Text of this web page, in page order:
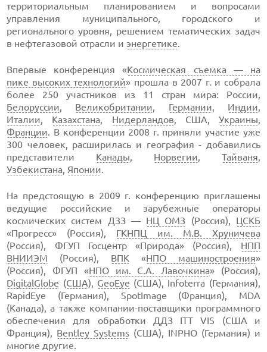
территориальным планированием и вопросами
управления муниципального, городского и
регионального уровня, решением тематических задач
в нефтегазовой отрасли и энергетике.
Впервые конференция «Космическая съемка — на
пике высоких технологий» прошла в 2007 г. и собрала
более 250 участников из 11 стран мира: России,
Белоруссии, Великобритании, Германии, Индии,
Италии, Казахстана, Нидерландов, США, Украины,
Франции. В конференции 2008 г. приняли участие уже
300 человек, расширилась и география - добавились
представители Канады, Норвегии, Тайваня,
Узбекистана, Японии.
На предстоящую в 2009 г. конференцию приглашены
ведущие российские и зарубежные операторы
космических систем ДЗЗ — НЦ ОМЗ (Россия), ЦСКБ
«Прогресс» (Россия), ГКНПЦ им. М.В. Хруничева
(Россия), ФГУП Госцентр «Природа» (Россия), НПП
ВНИИЭМ (Россия), ВПК «НПО машиностроения»
(Россия), ФГУП «НПО им. С.А. Лавочкина» (Россия),
DigitalGlobe (США), GeoEye (США), Infoterra (Германия),
RapidEye (Германия), SpotImage (Франция), MDA
(Канада), а также компании-поставщики программного
обеспечения для обработки ДДЗ ITT VIS (США и
Франция), Bentley Systems (США), INPHO (Германия) и
многие другие.